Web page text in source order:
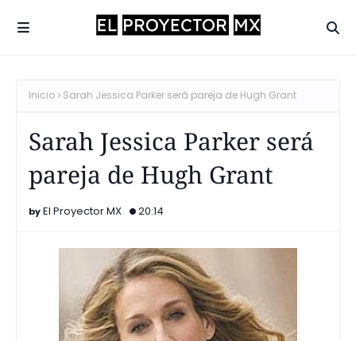
Inicio Sarah Jessica Parker será pareja de Hugh Grant
Sarah Jessica Parker será
pareja de Hugh Grant
El Proyector MX 20:14